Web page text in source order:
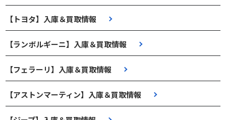
【トヨタ】入庫＆買取情報
【ランボルギーニ】入庫＆買取情報
【フェラーリ】入庫＆買取情報
【アストンマーティン】入庫＆買取情報